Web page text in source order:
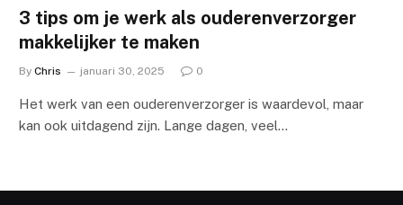
3 tips om je werk als ouderenverzorger
makkelijker te maken
By Chris januari 30, 2025 0
Het werk van een ouderenverzorger is waardevol, maar
kan ook uitdagend zijn. Lange dagen, veel…